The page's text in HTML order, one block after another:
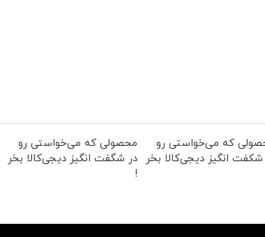
که می‌خواستی رو
شکفت انگیز دیجی‌کالا بخر
محصولی که می‌خواستی رو
در شگفت انگیز دیجی‌کالا بخر
!